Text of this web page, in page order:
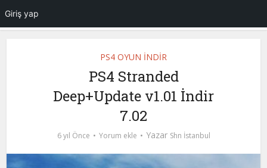
PS4 OYUN İNDİR
PS4 Stranded
Deep+Update v1.01 İndir
7.02
6 yıl Önce Yorum ekle Yazar Shn İstanbul
Giriş yap